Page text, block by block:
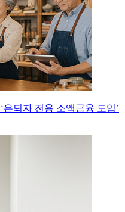
퇴자 전용 소액금융 도입’